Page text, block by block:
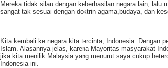
Mereka tidak silau dengan keberhasilan negara lain, lalu
sangat tak sesuai dengan doktrin agama,budaya, dan
Kita kembali ke negara kita tercinta, Indonesia. Dengan
Islam. Alasannya jelas, karena Mayoritas masyarakat
jika kita menilik Malaysia yang menurut saya cukup
Indonesia ini.